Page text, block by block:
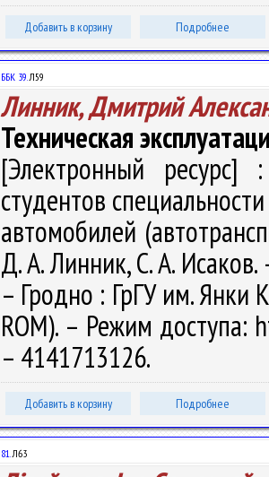
Добавить в корзину Подробнее
ББК 39.Л59
Линник, Дмитрий
Техническая
[Электронный ресурс]
студентов
автомобилей
Д. А. Линник, С. А.
– Гродно : ГрГУ им. Янки
ROM). – Режим доступа:
– 4141713126.
Добавить в корзину Подробнее
81.Л63